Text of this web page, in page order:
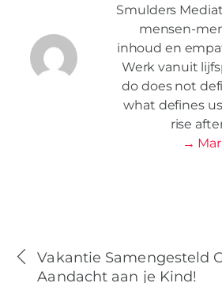
Smulders
mensen-
inhoud en
Werk vanuit
do does not
what defines
rise
→
Vakantie Samengesteld
Aandacht aan je Kind!